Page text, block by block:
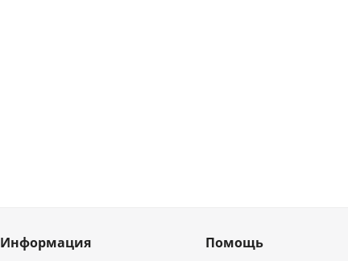
Информация Помощь